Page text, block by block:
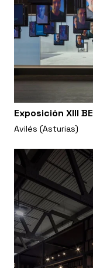
Exposición XIII
Avilés (Asturias)